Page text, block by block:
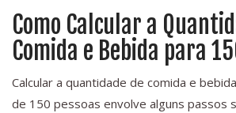
Como Calcular a
Comida e Bebida para
Calcular a quantidade de comida e
de 150 pessoas envolve alguns passos